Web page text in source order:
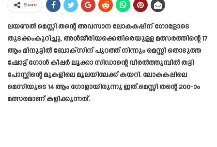
Share
ലയണൽ മെസ്സി തന്റെ അവസാന ലോകകപ്പിന് ഗോളോടെ
തുടക്കംകുറിച്ചു. അൾജീരിയക്കെതിരെയുള്ള മത്സരത്തിന്റെ 17
ആം മിനുട്ടിൽ ബോക്സിന് പുറത്ത് നിന്നും മെസ്സി തൊടുത്ത
ഷോട്ട് ഗോൾ കീപ്പർ ലൂക്കാ സിഡാന്റെ വിരൽത്തുമ്പിൽ തട്ടി
പോസ്റ്റിന്റെ മുകളിലെ മൂലയിലേക്ക് കയറി. ലോകകപ്പിലെ
മെസിയുടെ 14 ആം ഗോളായിരുന്നു ഇത്.മെസ്സി തന്റെ 200-ാം
മത്സരമാണ് കളിക്കുന്നത്.